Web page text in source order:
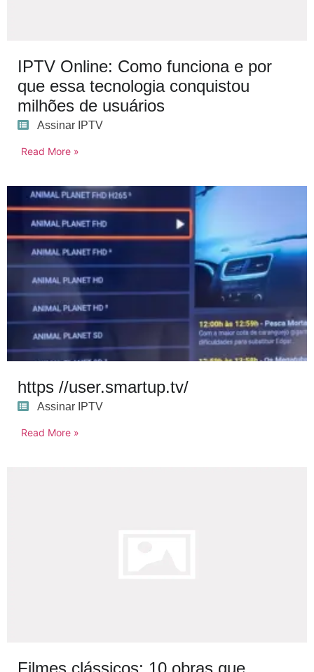
IPTV Online: Como funciona e por
que essa tecnologia conquistou
milhões de usuários
Assinar IPTV
Read More »
https //user.smartup.tv/
Assinar IPTV
Read More »
Filmes clássicos: 10 obras que